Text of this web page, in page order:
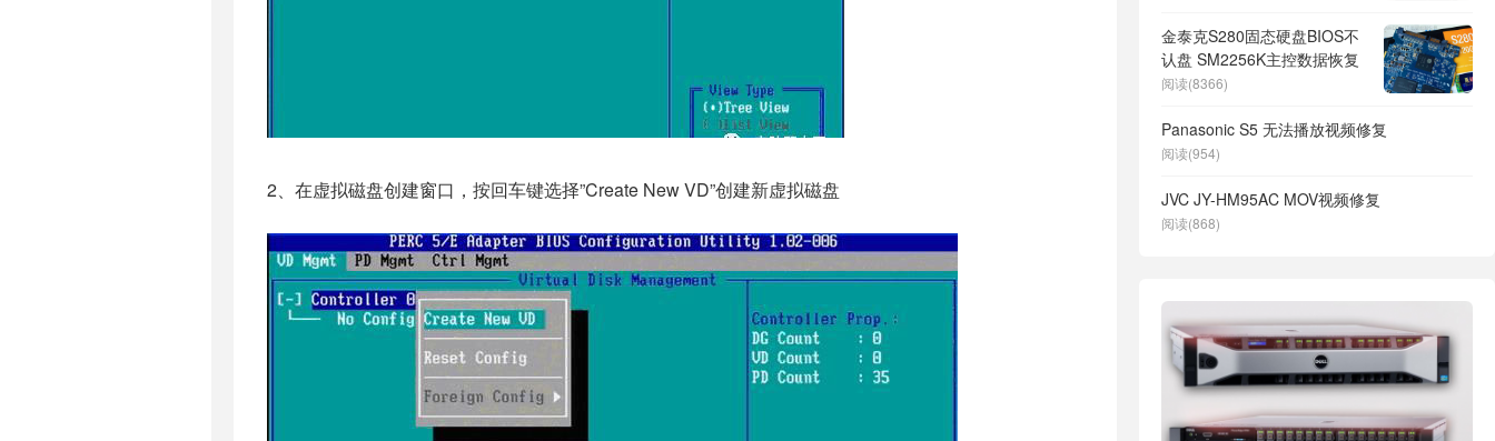
2、在虚拟磁盘创建窗口，按回车键选择”Create New VD”创建新虚拟磁盘
金泰克S280固态硬盘BIOS不
认盘 SM2256K主控数据恢复
阅读(8366)
Panasonic S5 无法播放视频修复
阅读(954)
JVC JY-HM95AC MOV视频修复
阅读(868)